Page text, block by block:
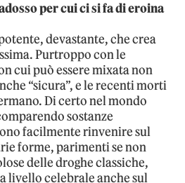
per cui ci si fa di eroina
devastante, che crea
Purtroppo con le
cui può essere mixata non
“sicura”, e le recenti morti
Di certo nel mondo
sostanze
facilmente rinvenire sul
forme, parimenti se non
delle droghe classiche,
livello celebrale anche sul